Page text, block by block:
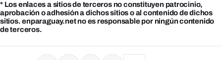
* Los enlaces a sitios de terceros no constituyen patrocinio,
aprobación o adhesión a dichos sitios o al contenido de dichos
sitios. enparaguay.net no es responsable por ningún contenido
de terceros.